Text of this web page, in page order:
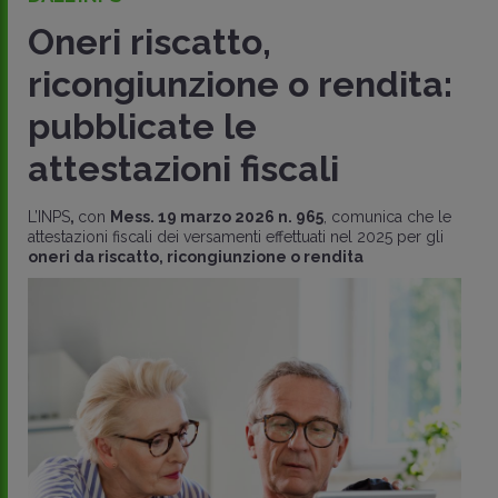
Oneri riscatto,
ricongiunzione o rendita:
pubblicate le
attestazioni fiscali
L’INPS, con Mess. 19 marzo 2026 n. 965 , comunica che le
attestazioni fiscali dei versamenti effettuati nel 2025 per gli
oneri da riscatto, ricongiunzione o rendita